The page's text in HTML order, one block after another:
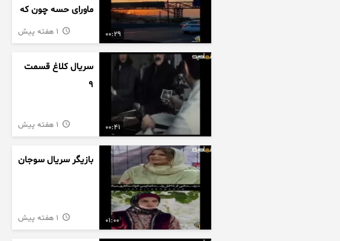
00:29
ماورای حسه چون که
داریم می رسیم به
اخرای قصه
00:41
سریال کلاغ قسمت
9
01:00
بازیگر سریال سوجان